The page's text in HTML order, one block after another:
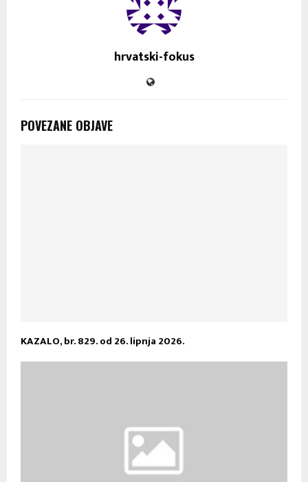
hrvatski-fokus
POVEZANE OBJAVE
KAZALO, br. 829. od 26. lipnja 2026.